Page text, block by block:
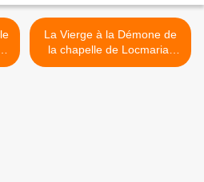
La Vierge à la Démone de
la chapelle de Locmaria-
Lannn à Plabennec. >